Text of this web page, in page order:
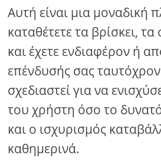
Αυτή είναι μια
καταθέτετε τα βρίσκει, τα
και έχετε ενδιαφέρον ή
επένδυσής σας
σχεδιαστεί για να
του χρήστη όσο το
και ο ισχυρισμός
καθημερινά.